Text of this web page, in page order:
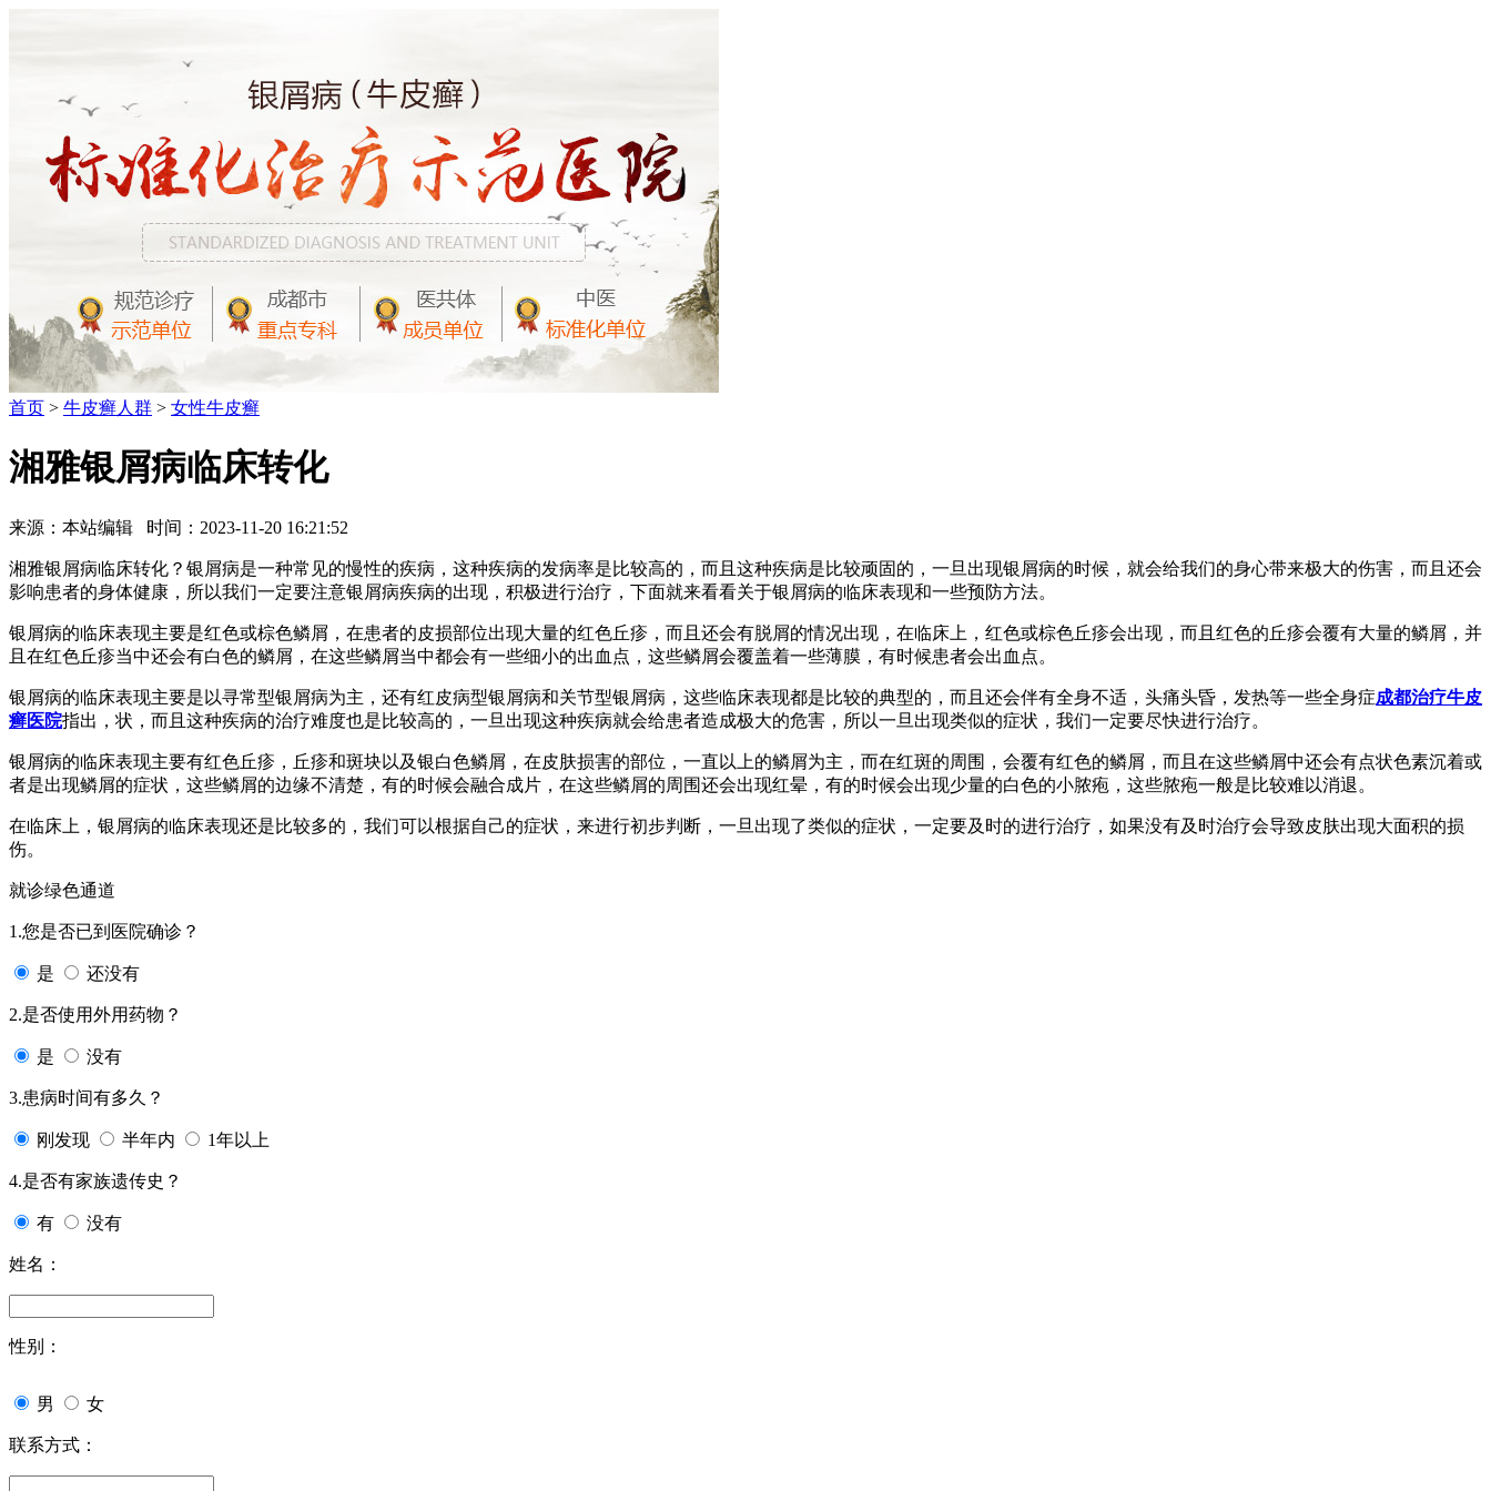
首页 > 牛皮癣人群 > 女性牛皮癣
湘雅银屑病临床转化
来源：本站编辑 时间：2023-11-20 16:21:52
湘雅银屑病临床转化？银屑病是一种常见的慢性的疾病，这种疾病的发病率是比较高的，而且这种疾病是比较顽固的，一旦出现银屑病的时候，就会给我们的身心带来极大的伤害，而且还会
影响患者的身体健康，所以我们一定要注意银屑病疾病的出现，积极进行治疗，下面就来看看关于银屑病的临床表现和一些预防方法。
银屑病的临床表现主要是红色或棕色鳞屑，在患者的皮损部位出现大量的红色丘疹，而且还会有脱屑的情况出现，在临床上，红色或棕色丘疹会出现，而且红色的丘疹会覆有大量的鳞屑，并
且在红色丘疹当中还会有白色的鳞屑，在这些鳞屑当中都会有一些细小的出血点，这些鳞屑会覆盖着一些薄膜，有时候患者会出血点。
银屑病的临床表现主要是以寻常型银屑病为主，还有红皮病型银屑病和关节型银屑病，这些临床表现都是比较的典型的，而且还会伴有全身不适，头痛头昏，发热等一些全身症成都治疗牛皮
癣医院指出，状，而且这种疾病的治疗难度也是比较高的，一旦出现这种疾病就会给患者造成极大的危害，所以一旦出现类似的症状，我们一定要尽快进行治疗。
银屑病的临床表现主要有红色丘疹，丘疹和斑块以及银白色鳞屑，在皮肤损害的部位，一直以上的鳞屑为主，而在红斑的周围，会覆有红色的鳞屑，而且在这些鳞屑中还会有点状色素沉着或
者是出现鳞屑的症状，这些鳞屑的边缘不清楚，有的时候会融合成片，在这些鳞屑的周围还会出现红晕，有的时候会出现少量的白色的小脓疱，这些脓疱一般是比较难以消退。
在临床上，银屑病的临床表现还是比较多的，我们可以根据自己的症状，来进行初步判断，一旦出现了类似的症状，一定要及时的进行治疗，如果没有及时治疗会导致皮肤出现大面积的损
伤。
就诊绿色通道
1.您是否已到医院确诊？
是 还没有
2.是否使用外用药物？
是 没有
3.患病时间有多久？
刚发现 半年内 1年以上
4.是否有家族遗传史？
有 没有
姓名：
性别：
男 女
联系方式：